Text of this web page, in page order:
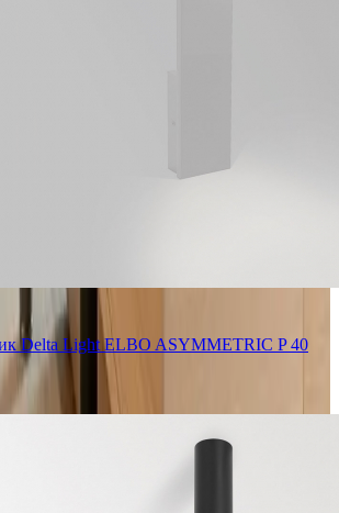
Delta Light ELBO ASYMMETRIC P 40